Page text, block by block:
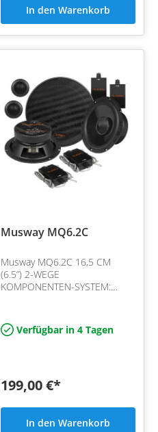
In den Warenkorb
Musway MQ6.2C
Musway MQ6.2C 16,5 CM
(6.5”) 2-WEGE
KOMPONENTEN-SYSTEM:
Wirkungsgrad und hohe
Belastbarkeit aus, mit 125
Verfügbar in 4 Tagen
199,00 €*
In den Warenkorb